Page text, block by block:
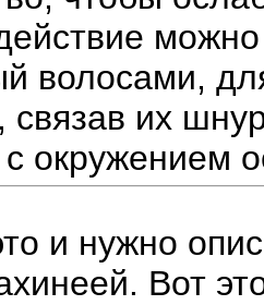
волосами,
связав их
с окружением
и нужно
Вот